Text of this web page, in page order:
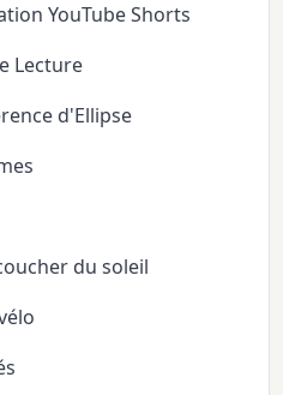
YouTube Shorts
Lecture
d'Ellipse
du soleil